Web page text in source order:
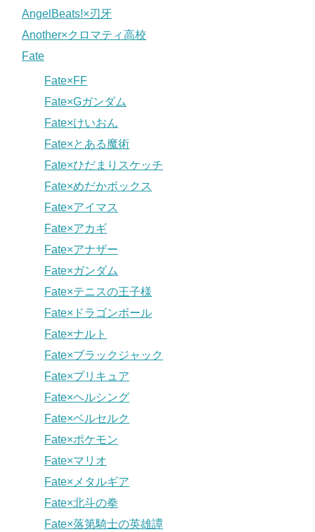
AngelBeats!×刃牙
Another×クロマティ高校
Fate
Fate×FF
Fate×Gガンダム
Fate×けいおん
Fate×とある魔術
Fate×ひだまりスケッチ
Fate×めだかボックス
Fate×アイマス
Fate×アカギ
Fate×アナザー
Fate×ガンダム
Fate×テニスの王子様
Fate×ドラゴンボール
Fate×ナルト
Fate×ブラックジャック
Fate×プリキュア
Fate×ヘルシング
Fate×ベルセルク
Fate×ポケモン
Fate×マリオ
Fate×メタルギア
Fate×北斗の拳
Fate×落第騎士の英雄譚